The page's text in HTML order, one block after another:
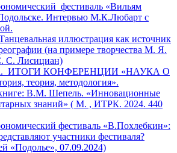
фестиваль «Вильям
Интервью М.К.Любарт с
иллюстрация как источник
(на примере творчества М. Я.
С. Лисициан)
ИТОГИ КОНФЕРЕНЦИИ «НАУКА О
теория, методология».
В.М. Шепель. «Инновационные
знаний» ( М. , ИТРК. 2024. 440
фестиваль «В.Похлебкин»:
участники фестиваля?
«Подолье», 07.09.2024)